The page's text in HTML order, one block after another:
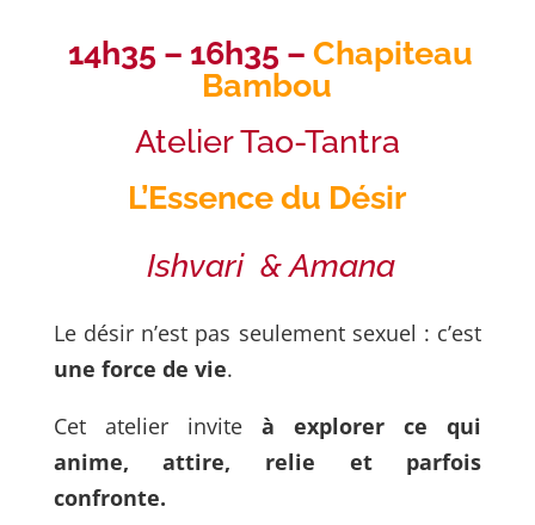
14h35 – 16h35 –Chapiteau
Bambou
Atelier Tao-Tantra
L’Essence du Désir
Ishvari&Amana
Le désir n’est pas seulement sexuel : c’est
une force de vie.
Cet atelier invite à explorer ce qui
anime, attire, relie et parfois
confronte.